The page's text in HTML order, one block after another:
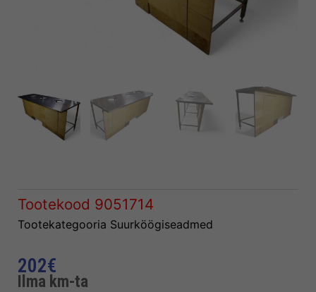
Tootekood 9051714
Tootekategooria Suurköögiseadmed
202€
Ilma km-ta